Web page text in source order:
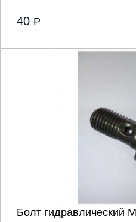
40 P
Болт гидравлический